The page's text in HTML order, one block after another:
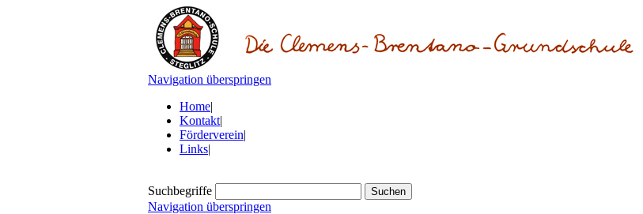
Navigation überspringen
Home|
Kontakt|
Förderverein|
Links|
Suchbegriffe
Navigation überspringen